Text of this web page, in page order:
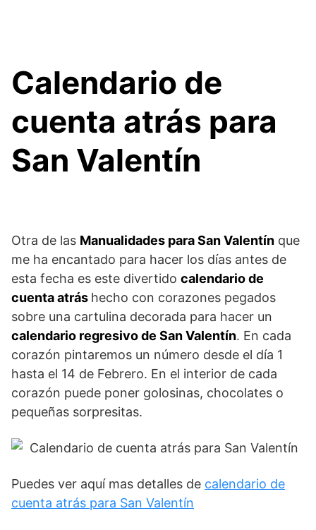
Calendario de
cuenta atrás para
San Valentín
Otra de las Manualidades para San Valentín que
me ha encantado para hacer los días antes de
esta fecha es este divertido calendario de
cuenta atrás hecho con corazones pegados
sobre una cartulina decorada para hacer un
calendario regresivo de San Valentín. En cada
corazón pintaremos un número desde el día 1
hasta el 14 de Febrero. En el interior de cada
corazón puede poner golosinas, chocolates o
pequeñas sorpresitas.
Puedes ver aquí mas detalles de calendario de
cuenta atrás para San Valentín